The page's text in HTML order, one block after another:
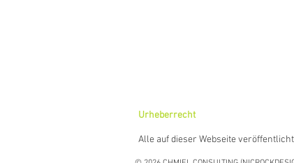
Urheberrecht
Alle auf dieser Webseite